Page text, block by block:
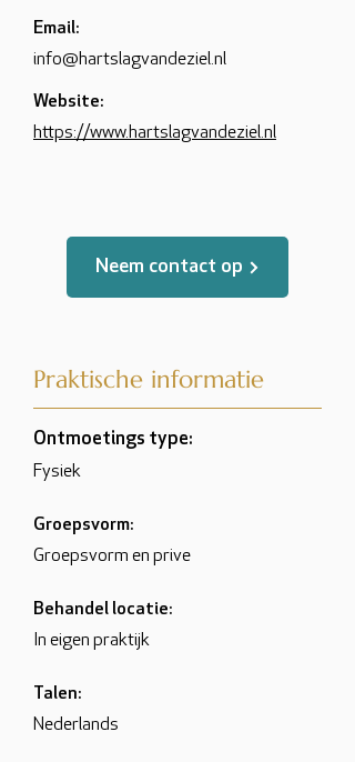
Email:
info@hartslagvandeziel.nl
Website:
https://www.hartslagvandeziel.nl
Neem contact op
Praktische informatie
Ontmoetings type:
Fysiek
Groepsvorm:
Groepsvorm en prive
Behandel locatie:
In eigen praktijk
Talen:
Nederlands